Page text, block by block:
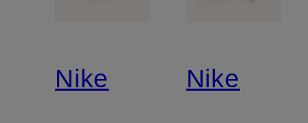
Nike
Nike